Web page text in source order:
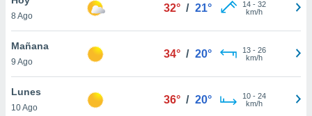
en
más
nuestra
8 Ago
32° / 21° 14- 32
km/h
Mañana
9 Ago
34° / 20° 13- 26
km/h
Lunes
10 Ago
36° / 20° 10- 24
km/h